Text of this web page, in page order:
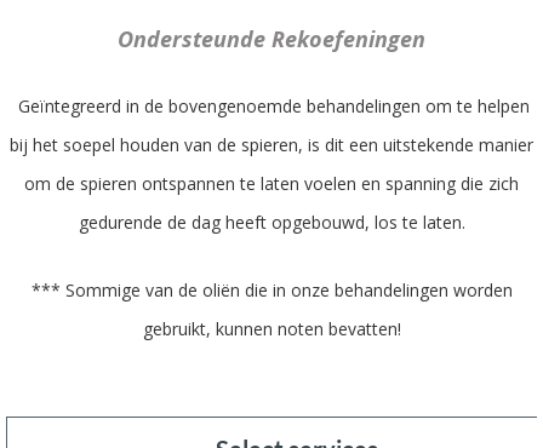
Ondersteunde Rekoefeningen
Geïntegreerd in de bovengenoemde behandelingen om te helpen
bij het soepel houden van de spieren, is dit een uitstekende manier
om de spieren ontspannen te laten voelen en spanning die zich
gedurende de dag heeft opgebouwd, los te laten.
*** Sommige van de oliën die in onze behandelingen worden
gebruikt, kunnen noten bevatten!